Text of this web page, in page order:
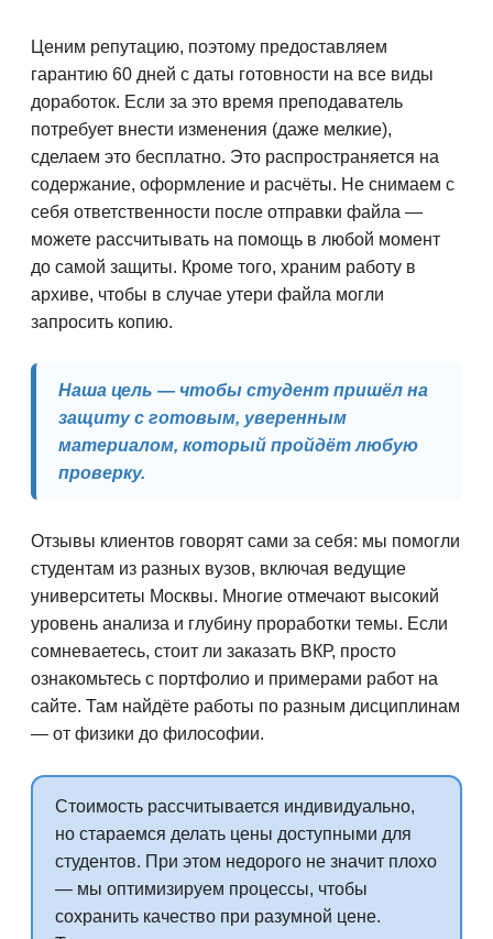
Ценим репутацию, поэтому предоставляем
гарантию 60 дней с даты готовности на все виды
доработок. Если за это время преподаватель
потребует внести изменения (даже мелкие),
сделаем это бесплатно. Это распространяется на
содержание, оформление и расчёты. Не снимаем с
себя ответственности после отправки файла —
можете рассчитывать на помощь в любой момент
до самой защиты. Кроме того, храним работу в
архиве, чтобы в случае утери файла могли
запросить копию.
Наша цель — чтобы студент пришёл на
защиту с готовым, уверенным
материалом, который пройдёт любую
проверку.
Отзывы клиентов говорят сами за себя: мы помогли
студентам из разных вузов, включая ведущие
университеты Москвы. Многие отмечают высокий
уровень анализа и глубину проработки темы. Если
сомневаетесь, стоит ли заказать ВКР, просто
ознакомьтесь с портфолио и примерами работ на
сайте. Там найдёте работы по разным дисциплинам
— от физики до философии.
Стоимость рассчитывается индивидуально,
но стараемся делать цены доступными для
студентов. При этом недорого не значит плохо
— мы оптимизируем процессы, чтобы
сохранить качество при разумной цене.